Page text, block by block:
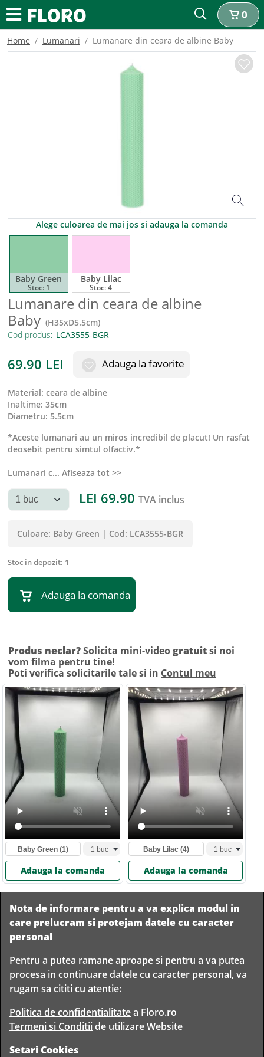
0
Home Lumanari Lumanare din ceara de albine Baby
Alege culoarea de mai jos si adauga la comanda
Baby Green
Stoc: 1
Baby Lilac
Stoc:4
Lumanare din ceara de albine
Baby (H35xD5.5cm)
Cod produs:
69.90 LEI Adauga la favorite
material: ceara de albine
inaltime: 35cm
diametru: 5.5cm
*Aceste lumanari au un miros incredibil de placut! Un rasfat
deosebit pentru simtul olfactiv.*
Lumanari c... Afiseaza tot >>
LEI 69.90 TVA inclus
Culoare: Baby Green | Cod: LCA3555-BGR
Stoc in depozit: 1
Adauga la comanda
Produs neclar?Solicita mini-video gratuitsi noi
vom filma pentru tine!
Poti verifica solicitarile tale si in Contul meu
Baby Green (1)
Adauga la comanda
Baby Lilac(4)
Adauga la comanda
Livrare
rapida
Livram in
orice
Romania
Garantam
Nota de informare pentru a va explica modul in
care prelucram si protejam datele cu caracter
personal
Pentru a putea ramane aproape si pentru a va putea
procesa in continuare datele cu caracter personal, va
rugam sa cititi cu atentie:
Politica de confidentialitatea Floro.ro
Termeni si Conditiide utilizare Website
Setari Cookies